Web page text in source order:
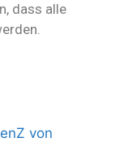
dass alle
von